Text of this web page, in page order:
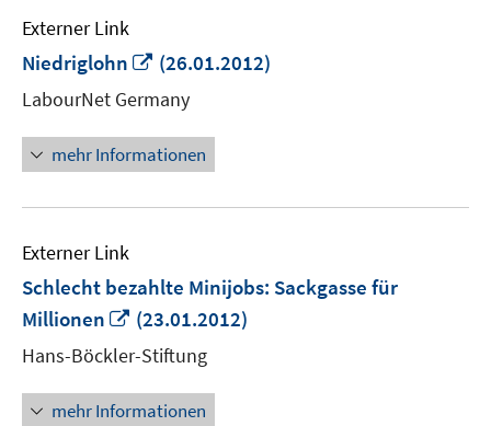
Externer Link
Niedriglohn
In
Fenster
öffnen
(26.01.2012)
LabourNet Germany
mehr Informationen
Externer Link
Schlecht bezahlte Minijobs: Sackgasse für
Millionen
In
neuem
Fenster
öffnen
(23.01.2012)
Hans-Böckler-Stiftung
mehr Informationen